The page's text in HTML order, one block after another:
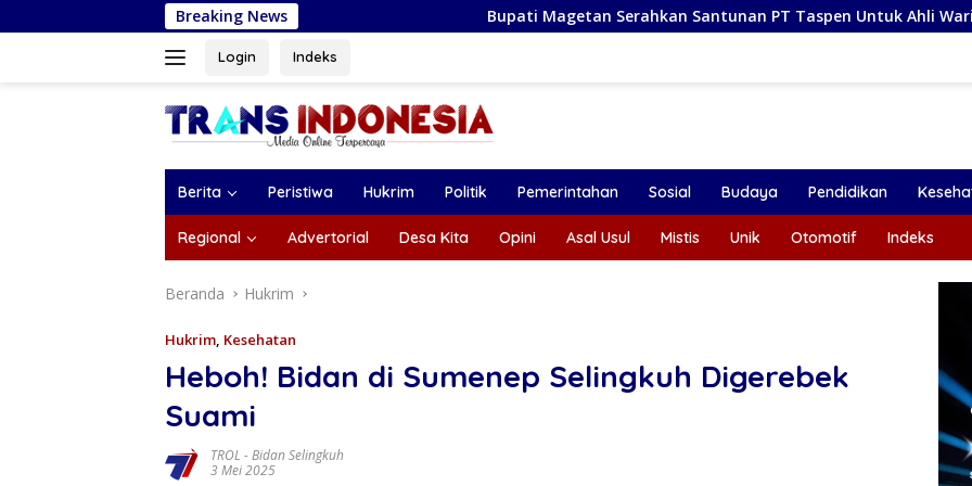
ke
Breaking News Bupati Magetan Serahkan Santunan PT Taspen Untuk Ahli Waris Guru PPPK yang
Login Indeks
Berita Peristiwa Hukrim Politik Pemerintahan Sosial Budaya Pendidikan
Regional Advertorial Desa Kita Opini Asal Usul Mistis Unik Otomotif Indeks
Beranda Hukrim
Hukrim, Kesehatan
Heboh! Bidan di Sumenep Selingkuh Digerebek
Suami
TROL -Bidan Selingkuh
3 Mei 2025